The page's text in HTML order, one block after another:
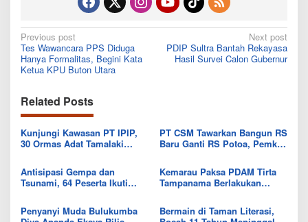
Post
navigation
Previous post
Tes Wawancara PPS Diduga
Hanya Formalitas, Begini Kata
Ketua KPU Buton Utara
Next post
PDIP Sultra Bantah Rekayasa
Hasil Survei Calon Gubernur
Related Posts
Kunjungi Kawasan PT IPIP,
30 Ormas Adat Tamalaki
PT CSM Tawarkan Bangun RS
Baru Ganti RS Potoa, Pemkab
Antisipasi Gempa dan
Tsunami, 64 Peserta Ikuti
Kemarau Paksa PDAM Tirta
Tampanama Berlakukan
Penyanyi Muda Bulukumba
Bermain di Taman Literasi,